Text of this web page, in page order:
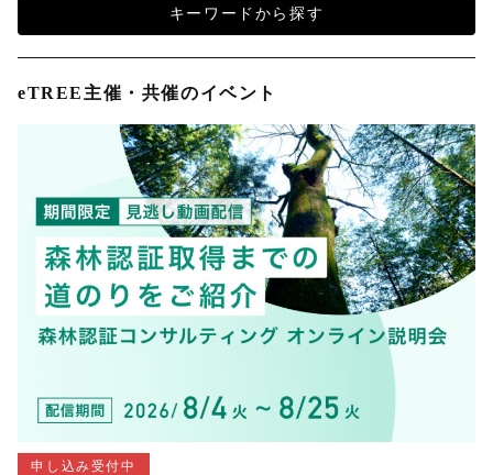
キーワードから探す
eTREE主催・共催のイベント
申し込み受付中